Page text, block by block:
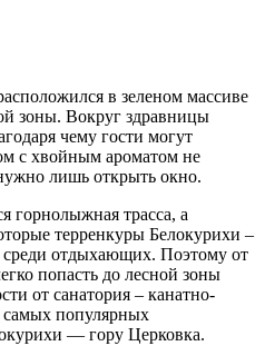
в зеленом массиве
зоны. Вокруг здравницы
чему гости могут
с хвойным ароматом не
лишь открыть окно.
горнолыжная трасса, а
терренкуры Белокурихи –
отдыхающих. Поэтому от
попасть до лесной зоны
от санатория – канатно-
самых популярных
— гору Церковка.